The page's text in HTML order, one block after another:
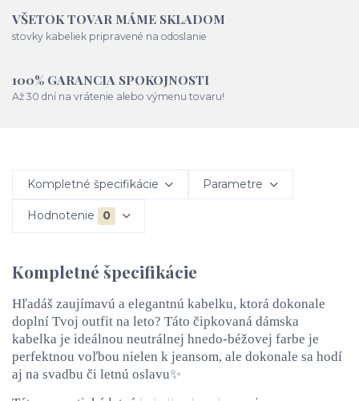
VŠETOK TOVAR MÁME SKLADOM
stovky kabeliek pripravené na odoslanie
100% GARANCIA SPOKOJNOSTI
Až 30 dní na vrátenie alebo výmenu tovaru!
Kompletné špecifikácie Parametre
Hodnotenie 0
Kompletné špecifikácie
Hľadáš zaujímavú a elegantnú kabelku, ktorá dokonale
doplní Tvoj outfit na leto? Táto čipkovaná dámska
kabelka je ideálnou neutrálnej hnedo-béžovej farbe je
perfektnou voľbou nielen k jeansom, ale dokonale sa hodí
aj na svadbu či letnú oslavu✨